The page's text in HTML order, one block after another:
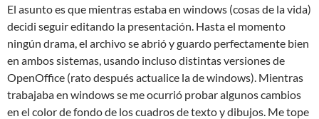
El asunto es que mientras estaba en windows (cosas de la vida)
decidi seguir editando la presentación. Hasta el momento
ningún drama, el archivo se abrió y guardo perfectamente bien
en ambos sistemas, usando incluso distintas versiones de
OpenOffice (rato después actualice la de windows). Mientras
trabajaba en windows se me ocurrió probar algunos cambios
en el color de fondo de los cuadros de texto y dibujos. Me tope